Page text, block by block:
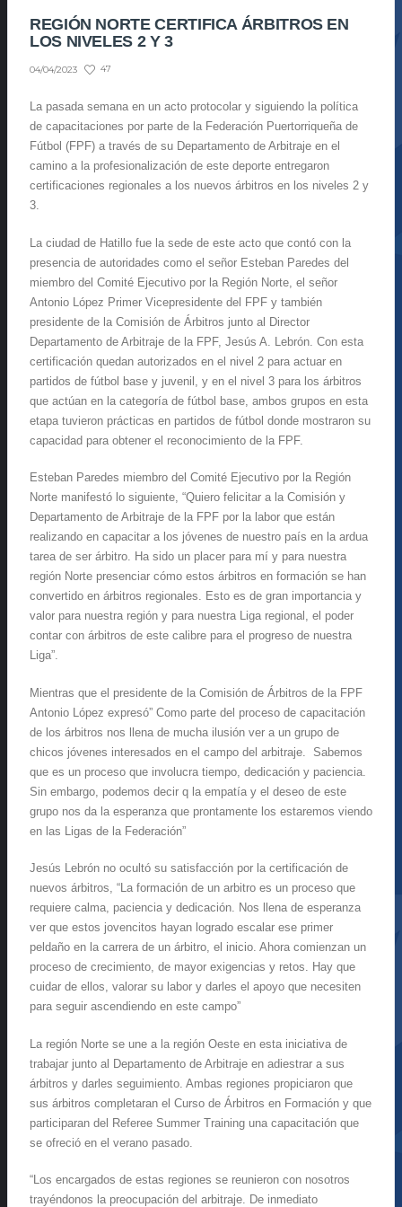
REGIÓN NORTE CERTIFICA ÁRBITROS EN
LOS NIVELES 2 Y 3
04/04/2023 47
La pasada semana en un acto protocolar y siguiendo la política
de capacitaciones por parte de la Federación Puertorriqueña de
Fútbol (FPF) a través de su Departamento de Arbitraje en el
camino a la profesionalización de este deporte entregaron
certificaciones regionales a los nuevos árbitros en los niveles 2 y
3.
La ciudad de Hatillo fue la sede de este acto que contó con la
presencia de autoridades como el señor Esteban Paredes del
miembro del Comité Ejecutivo por la Región Norte, el señor
Antonio López Primer Vicepresidente del FPF y también
presidente de la Comisión de Árbitros junto al Director
Departamento de Arbitraje de la FPF, Jesús A. Lebrón. Con esta
certificación quedan autorizados en el nivel 2 para actuar en
partidos de fútbol base y juvenil, y en el nivel 3 para los árbitros
que actúan en la categoría de fútbol base, ambos grupos en esta
etapa tuvieron prácticas en partidos de fútbol donde mostraron su
capacidad para obtener el reconocimiento de la FPF.
Esteban Paredes miembro del Comité Ejecutivo por la Región
Norte manifestó lo siguiente, “Quiero felicitar a la Comisión y
Departamento de Arbitraje de la FPF por la labor que están
realizando en capacitar a los jóvenes de nuestro país en la ardua
tarea de ser árbitro. Ha sido un placer para mí y para nuestra
región Norte presenciar cómo estos árbitros en formación se han
convertido en árbitros regionales. Esto es de gran importancia y
valor para nuestra región y para nuestra Liga regional, el poder
contar con árbitros de este calibre para el progreso de nuestra
Liga”.
Mientras que el presidente de la Comisión de Árbitros de la FPF
Antonio López expresó” Como parte del proceso de capacitación
de los árbitros nos llena de mucha ilusión ver a un grupo de
chicos jóvenes interesados en el campo del arbitraje. Sabemos
que es un proceso que involucra tiempo, dedicación y paciencia.
Sin embargo, podemos decir q la empatía y el deseo de este
grupo nos da la esperanza que prontamente los estaremos viendo
en las Ligas de la Federación”
Jesús Lebrón no ocultó su satisfacción por la certificación de
nuevos árbitros, “La formación de un arbitro es un proceso que
requiere calma, paciencia y dedicación. Nos llena de esperanza
ver que estos jovencitos hayan logrado escalar ese primer
peldaño en la carrera de un árbitro, el inicio. Ahora comienzan un
proceso de crecimiento, de mayor exigencias y retos. Hay que
cuidar de ellos, valorar su labor y darles el apoyo que necesiten
para seguir ascendiendo en este campo”
La región Norte se une a la región Oeste en esta iniciativa de
trabajar junto al Departamento de Arbitraje en adiestrar a sus
árbitros y darles seguimiento. Ambas regiones propiciaron que
sus árbitros completaran el Curso de Árbitros en Formación y que
participaran del Referee Summer Training una capacitación que
se ofreció en el verano pasado.
“Los encargados de estas regiones se reunieron con nosotros
trayéndonos la preocupación del arbitraje. De inmediato